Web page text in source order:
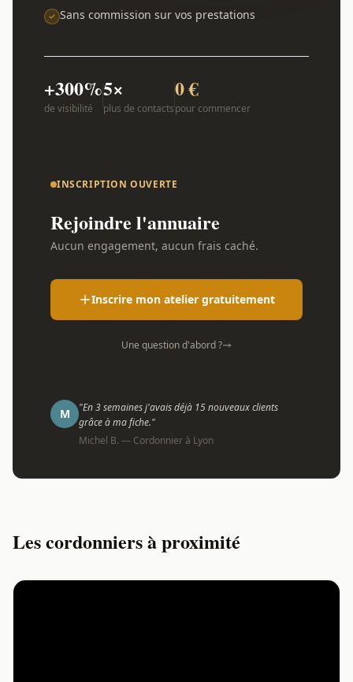
Sans commission sur vos prestations
+300%
de visibilité
5×
plus de contacts
0 €
pour commencer
INSCRIPTION OUVERTE
Rejoindre l'annuaire
Aucun engagement, aucun frais caché.
Inscrire mon atelier gratuitement
Une question d'abord ?
M
"En 3 semaines j'avais déjà 15 nouveaux clients
grâce à ma fiche."
Michel B. — Cordonnier à Lyon
Les cordonniers à proximité